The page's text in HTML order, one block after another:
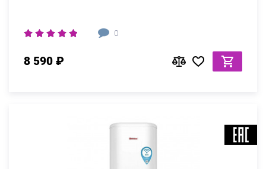
0
8 590 ₽